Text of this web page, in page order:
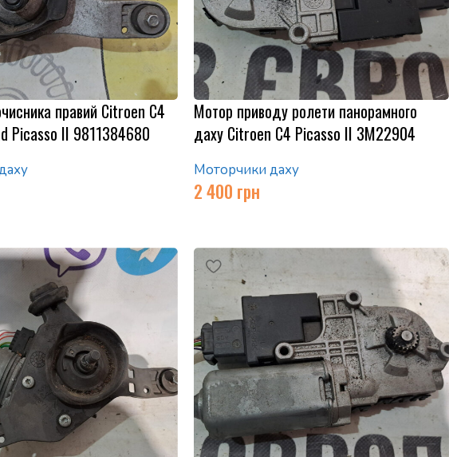
правий Citroen C4
Picasso II 9811384680
Мотор приводу ролети панорамного
даху Citroen C4 Picasso II 3M22904
Моторчики даху
2 400 грн